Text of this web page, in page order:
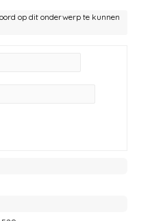
op dit onderwerp te kunnen